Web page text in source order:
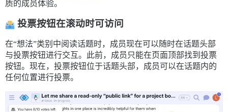
质的成员体验。
投票按钮在滚动时可访问
在“想法”类别中阅读话题时，成员现在可以随时在话题头部
与投票按钮进行交互。此前，成员只能在页面顶部找到投票
按钮。现在，投票按钮位于话题头部，成员可以在话题内的
任何位置进行投票。